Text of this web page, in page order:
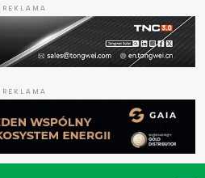
REKLAMA
REKLAMA